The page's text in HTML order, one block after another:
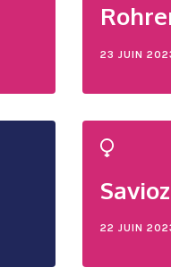
23 JUIN
22 JUIN